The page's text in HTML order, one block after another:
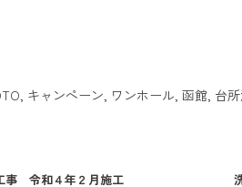
, キャンペーン, ワンホール,函館, 台
事 令和４年２月施工